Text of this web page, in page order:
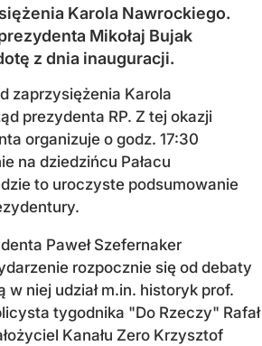
Karola Nawrockiego.
Mikołaj Bujak
z dnia inauguracji.
zaprzysiężenia Karola
prezydenta RP. Z tej okazji
organizuje o godz. 17:30
na dziedzińcu Pałacu
to uroczyste podsumowanie
Paweł Szefernaker
rozpocznie się od debaty
w niej udział m.in. historyk prof.
tygodnika "Do Rzeczy" Rafał
Kanału Zero Krzysztof